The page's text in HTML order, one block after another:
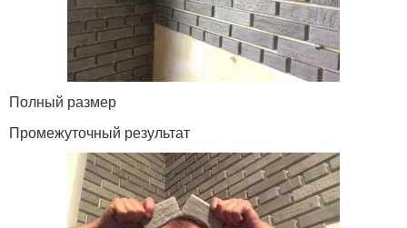
Полный размер
Промежуточный результат